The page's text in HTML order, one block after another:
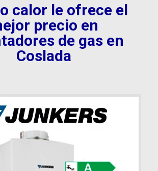
calor le ofrece el
precio en
de gas en
Coslada